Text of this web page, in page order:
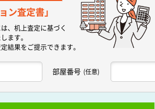
ン査定書」
、机上査定に基づく
ます。
結果をご提示できます。
部屋番号 (任意)